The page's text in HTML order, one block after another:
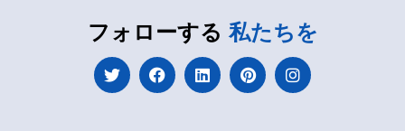
フォローする 私たちを